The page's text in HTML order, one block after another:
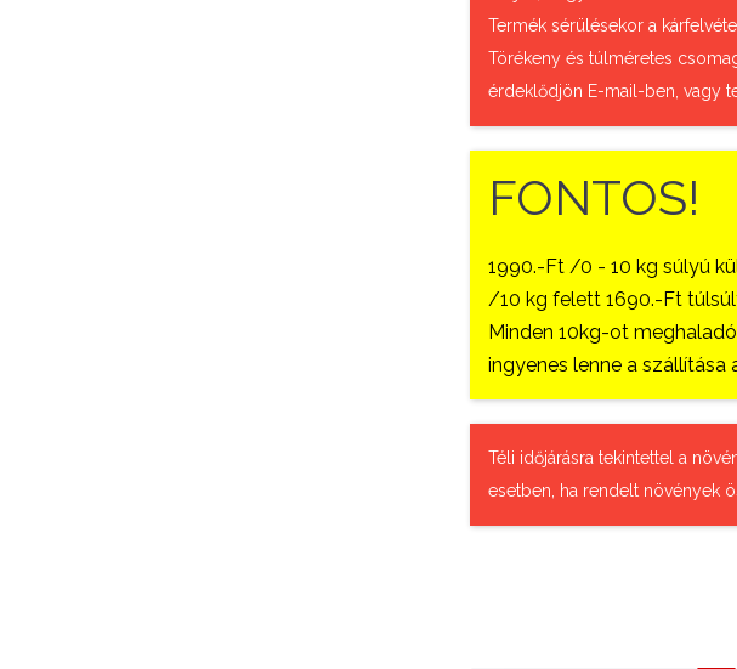
Termék sérülésekor a
Törékeny és túlméretes
érdeklődjön E-mail-ben, vagy
FONTOS!
1990.-Ft /0 - 10 kg súlyú
/10 kg felett 1690.-Ft
Minden 10kg-ot
ingyenes lenne a
Téli időjárásra tekintettel a
esetben, ha rendelt növények